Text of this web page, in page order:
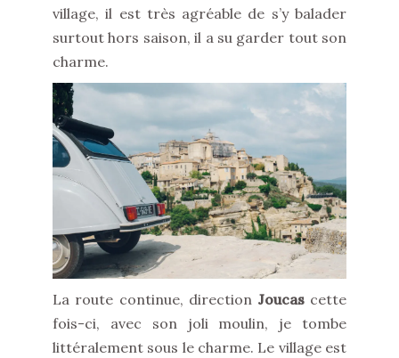
village, il est très agréable de s’y balader
surtout hors saison, il a su garder tout son
charme.
La route continue, direction Joucascette
fois-ci, avec son joli moulin, je tombe
littéralement sous le charme. Le village est